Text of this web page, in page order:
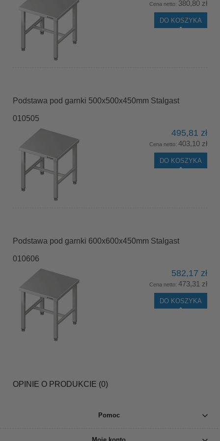
Cena netto: 380,80 zł
DO KOSZYKA
Podstawa pod garnki 500x500x450mm Stalgast
010505
495,81 zł
Cena netto: 403,10 zł
DO KOSZYKA
Podstawa pod garnki 600x600x450mm Stalgast
010606
582,17 zł
Cena netto: 473,31 zł
DO KOSZYKA
OPINIE O PRODUKCIE (0)
Pomoc